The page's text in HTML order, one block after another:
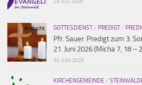
29. JULI 2026
GOTTESDIENST/ PREDIGT/
Pfr. Sauer: Predigt zum 3.
21. Juni 2026 (Micha 7, 18 –
30. JUNI 2026
KIRCHENGEMEINDE /